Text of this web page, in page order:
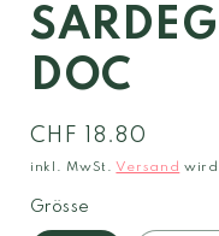
DOC
Normaler
Preis
CHF 18.80
inkl. MwSt.Versand wird
Grösse